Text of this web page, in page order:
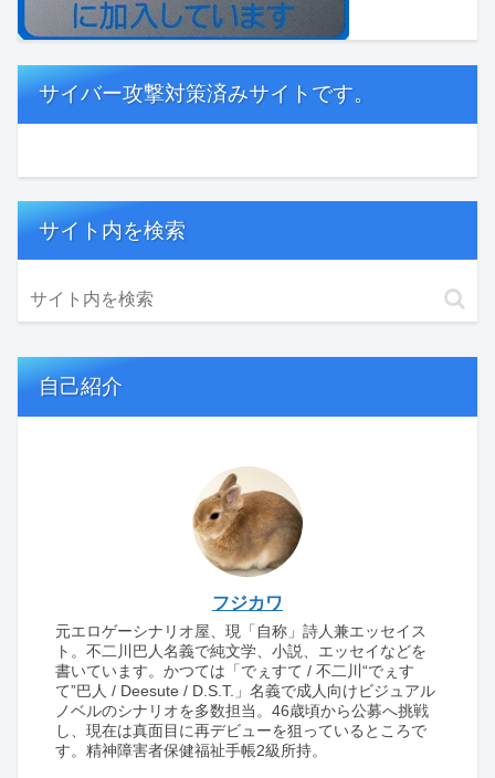
サイバー攻撃対策済みサイトです。
サイト内を検索
自己紹介
フジカワ
元エロゲーシナリオ屋、現「自称」詩人兼エッセイス
ト。不二川巴人名義で純文学、小説、エッセイなどを
書いています。かつては「でぇすて / 不二川“でぇす
て”巴人 / Deesute / D.S.T.」名義で成人向けビジュアル
ノベルのシナリオを多数担当。46歳頃から公募へ挑戦
し、現在は真面目に再デビューを狙っているところで
す。精神障害者保健福祉手帳2級所持。